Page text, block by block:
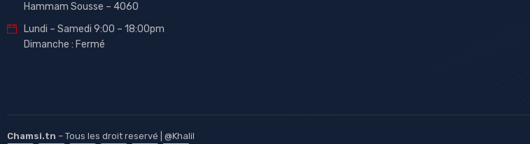
Hammam Sousse – 4060
Lundi – Samedi 9:00 – 18:00pm
Dimanche : Fermé
Chamsi.tn – Tous les droit reservé | @Khalil